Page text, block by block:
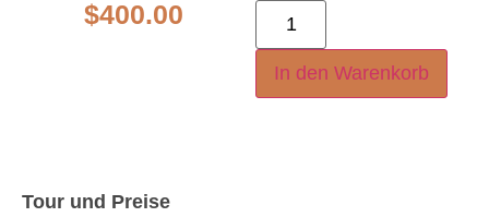
$400.00
In den Warenkorb
Tour und Preise